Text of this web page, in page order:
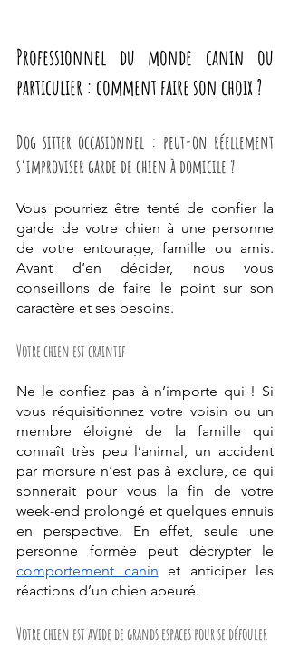
Professionnel du monde canin ou
particulier : comment faire son choix ?
Dog sitter occasionnel : peut-on réellement
s’improviser garde de chien à domicile ?
Vous pourriez être tenté de confier la
garde de votre chien à une personne
de votre entourage, famille ou amis.
Avant d’en décider, nous vous
conseillons de faire le point sur son
caractère et ses besoins.
Votre chien est craintif
Ne le confiez pas à n’importe qui ! Si
vous réquisitionnez votre voisin ou un
membre éloigné de la famille qui
connaît très peu l’animal, un accident
par morsure n’est pas à exclure, ce qui
sonnerait pour vous la fin de votre
week-end prolongé et quelques ennuis
en perspective. En effet, seule une
comportement canin et anticiper les
réactions d’un chien apeuré.
Votre chien est avide de grands espaces pour se défouler